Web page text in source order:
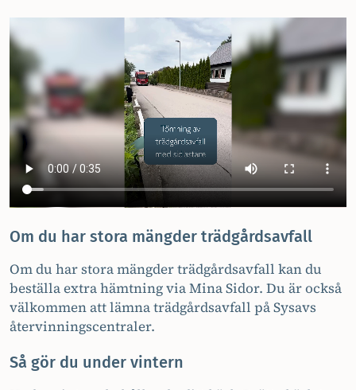
Om du har stora mängder trädgårdsavfall
Om du har stora mängder trädgårdsavfall kan du
beställa extra hämtning via Mina Sidor. Du är också
välkommen att lämna trädgårdsavfall på Sysavs
återvinningscentraler.
Så gör du under vintern